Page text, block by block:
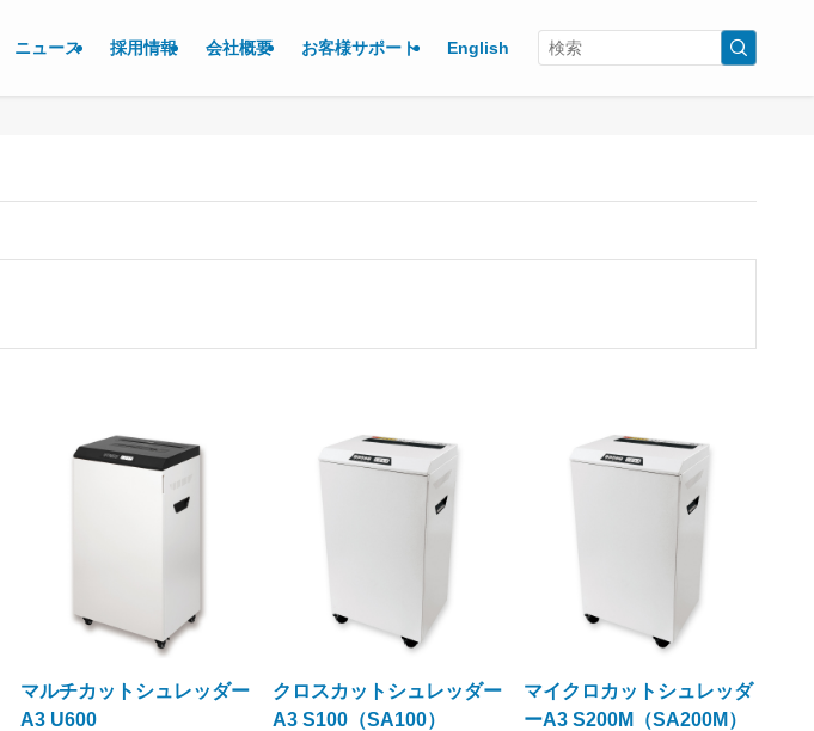
ニュース 採用情報 会社概要 お客様サポート English
マルチカットシュレッダー
A3 U600
クロスカットシュレッダー
A3 S100（SA100）
マイクロカットシュレッダ
ーA3 S200M（SA200M）